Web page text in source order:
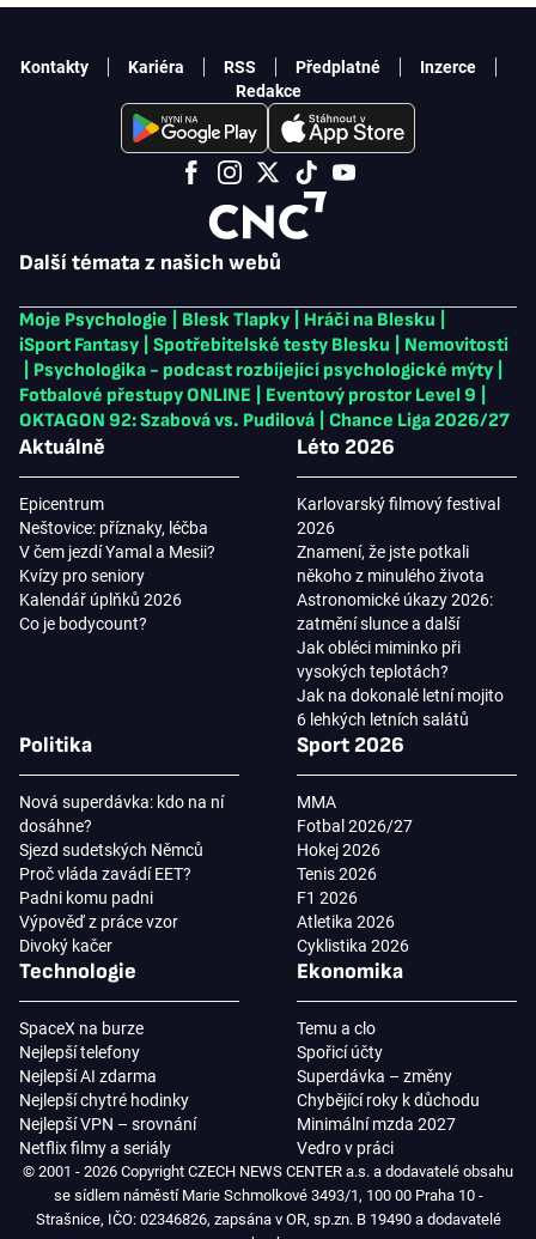
Další témata z našich webů
Moje Psychologie Blesk Tlapky Hráči na Blesku
iSport Fantasy
Spotřebitelské testy Blesku
Nemovitosti
Psychologika - podcast rozbíjející psychologické mýty
Fotbalové přestupy ONLINE
Eventový prostor Level 9
OKTAGON 92: Szabová vs. Pudilová
Chance Liga 2026/27
Aktuálně
Epicentrum
Neštovice: příznaky, léčba
V čem jezdí Yamal a Mesii?
Kvízy pro seniory
Kalendář úplňků 2026
Co je bodycount?
Léto 2026
Karlovarský filmový festival
2026
Znamení, že jste potkali
někoho z minulého života
Astronomické úkazy 2026:
zatmění slunce a další
Jak obléci miminko při
vysokých teplotách?
Jak na dokonalé letní mojito
6 lehkých letních salátů
Politika
Nová superdávka: kdo na ní
dosáhne?
Sjezd sudetských Němců
Proč vláda zavádí EET?
Padni komu padni
Výpověď z práce vzor
Divoký kačer
Sport 2026
MMA
Fotbal 2026/27
Hokej 2026
Tenis 2026
F1 2026
Atletika 2026
Cyklistika 2026
Technologie
SpaceX na burze
Nejlepší telefony
Nejlepší AI zdarma
Nejlepší chytré hodinky
Nejlepší VPN – srovnání
Netflix filmy a seriály
Ekonomika
Temu a clo
Spořicí účty
Superdávka – změny
Chybějící roky k důchodu
Minimální mzda 2027
Vedro v práci
Kontakty Kariéra RSS Předplatné
Inzerce
Redakce
© 2001 - 2026 Copyright CZECH NEWS CENTER a.s. a dodavatelé obsahu
se sídlem náměstí Marie Schmolkové 3493/1, 100 00 Praha 10 -
Strašnice, IČO: 02346826, zapsána v OR, sp.zn. B 19490 a dodavatelé